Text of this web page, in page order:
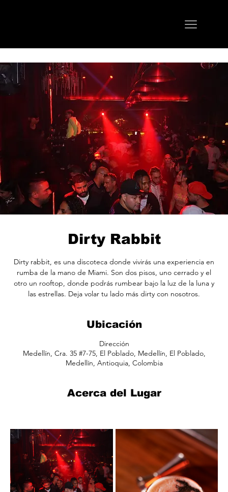
Dirty Rabbit
Dirty rabbit, es una discoteca donde vivirás una experiencia en
rumba de la mano de Miami. Son dos pisos, uno cerrado y el
otro un rooftop, donde podrás rumbear bajo la luz de la luna y
las estrellas. Deja volar tu lado más dirty con nosotros.
Ubicación
Dirección
Medellín, Cra. 35 #7-75, El Poblado, Medellín, El Poblado,
Medellín, Antioquia, Colombia
Acerca del Lugar